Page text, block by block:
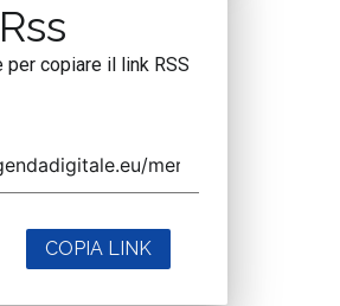
copiare il link RSS
COPIA LINK